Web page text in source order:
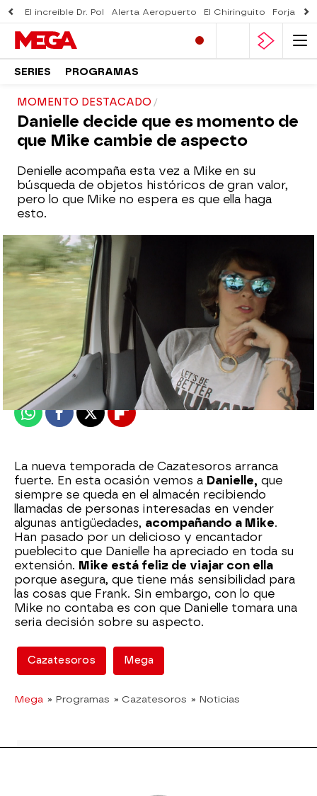
El increíble Dr. Pol Alerta Aeropuerto El Chiringuito Forjado
SERIES PROGRAMAS
MOMENTO DESTACADO
Danielle decide que es momento de
que Mike cambie de aspecto
Denielle acompaña esta vez a Mike en su
búsqueda de objetos históricos de gran valor,
pero lo que Mike no espera es que ella haga
esto.
mega
Madrid
Publicado:14 de septiembre de 2020, 19:30
WhatsappFacebook
X Flipboard
La nueva temporada de Cazatesoros arranca
fuerte. En esta ocasión vemos a Danielle, que
siempre se queda en el almacén recibiendo
llamadas de personas interesadas en vender
algunas antigüedades, acompañando a Mike.
Han pasado por un delicioso y encantador
pueblecito que Danielle ha apreciado en toda su
extensión. Mike está feliz de viajar con ella
porque asegura, que tiene más sensibilidad para
las cosas que Frank. Sin embargo, con lo que
Mike no contaba es con que Danielle tomara una
seria decisión sobre su aspecto.
Cazatesoros Mega
Mega » Programas » Cazatesoros » Noticias